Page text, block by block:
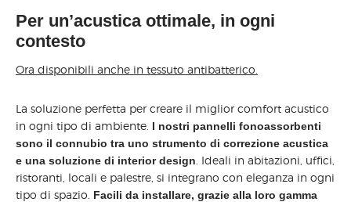
Per un’acustica ottimale, in ogni
contesto
Ora disponibili anche in tessuto antibatterico.
La soluzione perfetta per creare il miglior comfort acustico
in ogni tipo di ambiente. I nostri pannelli fonoassorbenti
sono il connubio tra uno strumento di correzione acustica
e una soluzione di interior design . Ideali in abitazioni, uffici,
ristoranti, locali e palestre, si integrano con eleganza in ogni
tipo di spazio. Facili da installare, grazie alla loro gamma